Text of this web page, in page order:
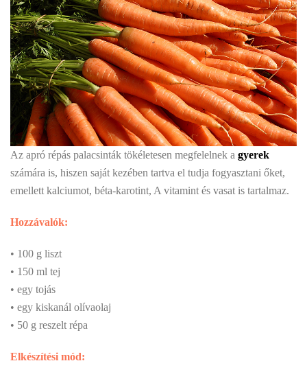
Az apró répás palacsinták tökéletesen megfelelnek a gyerek
számára is, hiszen saját kezében tartva el tudja fogyasztani őket,
emellett kalciumot, béta-karotint, A vitamint és vasat is tartalmaz.
Hozzávalók:
• 100 g liszt
• 150 ml tej
• egy tojás
• egy kiskanál olívaolaj
• 50 g reszelt répa
Elkészítési mód: